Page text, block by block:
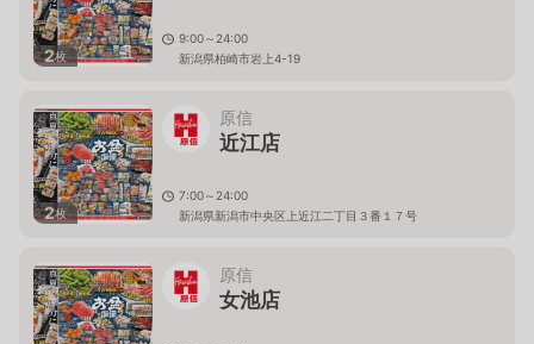
2枚
9:00～24:00
新潟県柏崎市岩上4-19
2枚
原信
近江店
7:00～24:00
新潟県新潟市中央区上近江二丁目３番１７号
原信
女池店